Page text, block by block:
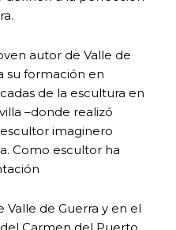
autor de Valle de
su formación en
de la escultura en
–donde realizó
imaginero
Como escultor ha
de Guerra y en el